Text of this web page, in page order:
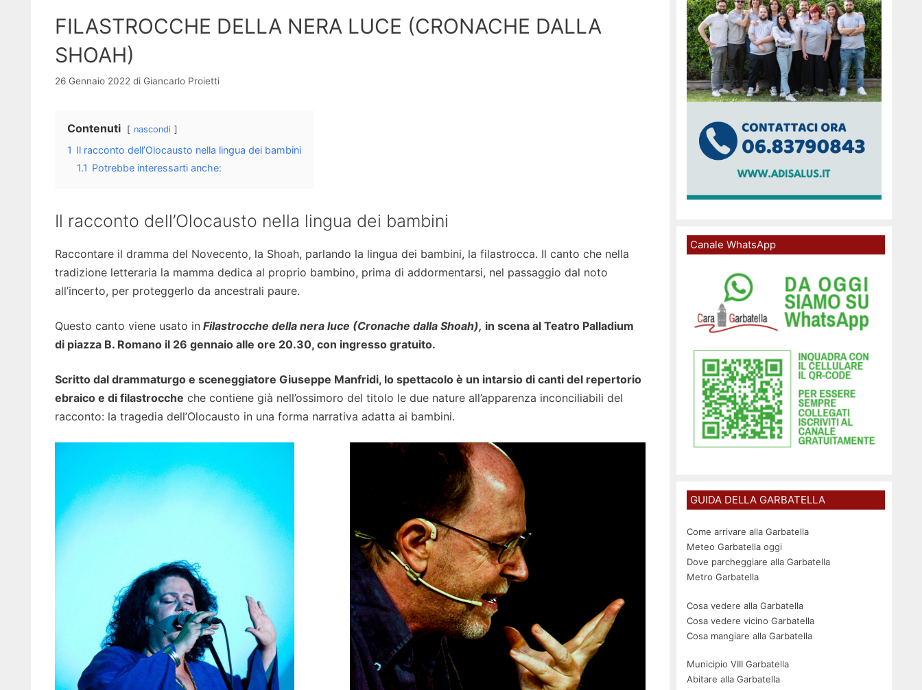
FILASTROCCHE DELLA NERA LUCE (CRONACHE DALLA
SHOAH)
26 Gennaio 2022 di Giancarlo Proietti
Contenuti nascondi
1 Il racconto dell’Olocausto nella lingua dei bambini
1.1 Potrebbe interessarti anche:
Il racconto dell’Olocausto nella lingua dei bambini
Raccontare il dramma del Novecento, la Shoah, parlando la lingua dei bambini, la filastrocca. Il canto che nella
tradizione letteraria la mamma dedica al proprio bambino, prima di addormentarsi, nel passaggio dal noto
all’incerto, per proteggerlo da ancestrali paure.
Questo canto viene usato in Filastrocche della nera luce (Cronache dalla Shoah), in scena al Teatro Palladium
di piazza B. Romano il 26 gennaio alle ore 20.30, con ingresso gratuito.
Scritto dal drammaturgo e sceneggiatore Giuseppe Manfridi, lo spettacolo è un intarsio di canti del repertorio
ebraico e di filastrocche che contiene già nell’ossimoro del titolo le due nature all’apparenza inconciliabili del
racconto: la tragedia dell’Olocausto in una forma narrativa adatta ai bambini.
Canale WhatsApp
GUIDA DELLA GARBATELLA
Come arrivare alla Garbatella
Meteo Garbatella oggi
Dove parcheggiare alla Garbatella
Metro Garbatella
Cosa vedere alla Garbatella
Cosa vedere vicino Garbatella
Cosa mangiare alla Garbatella
Municipio VIII Garbatella
Abitare alla Garbatella